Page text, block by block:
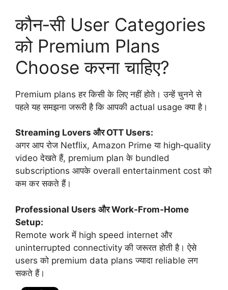
कौन‑सी User Categories
को Premium Plans
Choose करना चाहिए?
Premium plans हर किसी के लिए नहीं होते। उन्हें चुनने से
पहले यह समझना जरूरी है कि आपकी actual usage क्या है।
Streaming Lovers और OTT Users:
अगर आप रोज Netflix, Amazon Prime या high‑quality
video देखते हैं, premium plan के bundled
subscriptions आपके overall entertainment cost को
कम कर सकते हैं।
Professional Users और Work‑From‑Home
Setup:
Remote work में high speed internet और
uninterrupted connectivity की जरूरत होती है। ऐसे
users को premium data plans ज्यादा reliable लग
सकते हैं।